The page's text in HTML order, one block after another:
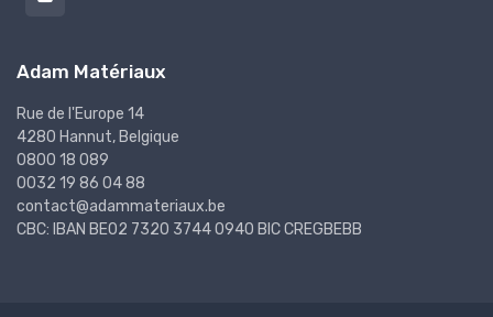
Adam Matériaux
Rue de l'Europe 14
4280 Hannut, Belgique
0800 18 089
0032 19 86 04 88
contact@adammateriaux.be
CBC: IBAN BE02 7320 3744 0940 BIC CREGBEBB